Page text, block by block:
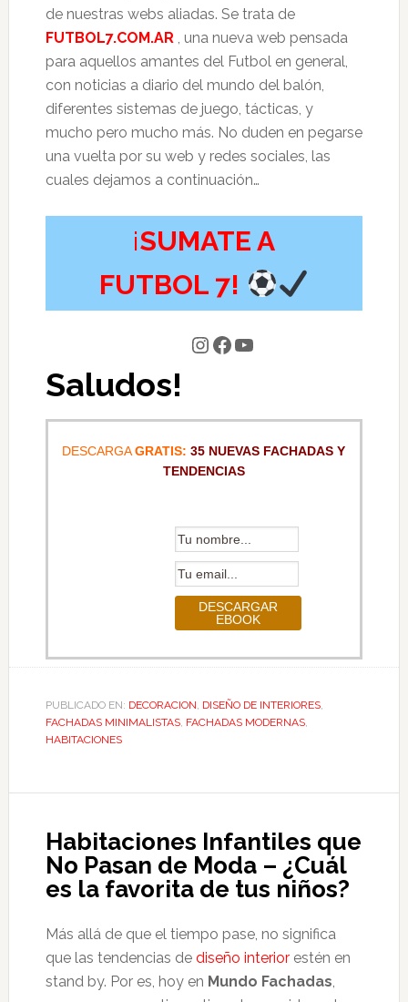
de nuestras webs aliadas. Se trata de
FUTBOL7.COM.AR , una nueva web pensada
para aquellos amantes del Futbol en general,
con noticias a diario del mundo del balón,
diferentes sistemas de juego, tácticas, y
mucho pero mucho más. No duden en pegarse
una vuelta por su web y redes sociales, las
cuales dejamos a continuación…
¡SUMATE A
FUTBOL 7!
Instagram
Facebook
YouTube
Saludos!
DESCARGAGRATIS: 35 NUEVAS FACHADAS Y
TENDENCIAS
PUBLICADO EN: DECORACION, DISEÑO DE INTERIORES,
FACHADAS MINIMALISTAS, FACHADAS MODERNAS,
HABITACIONES
Habitaciones Infantiles que
No Pasan de Moda – ¿Cuál
es la favorita de tus niños?
Más allá de que el tiempo pase, no significa
que las tendencias de diseño interiorestén en
stand by. Por es, hoy en Mundo Fachadas,